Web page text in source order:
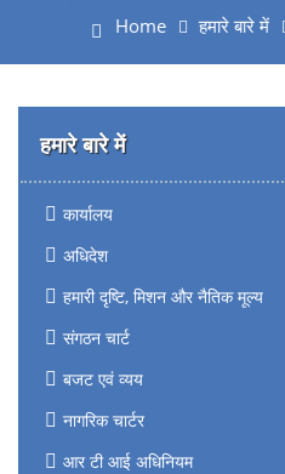
Home हमारे बारे में
हमारे बारे में
कार्यालय
अधिदेश
हमारी दृष्टि, मिशन और नैतिक मूल्य
संगठन चार्ट
बजट एवं व्यय
नागरिक चार्टर
आर टी आई अधिनियम